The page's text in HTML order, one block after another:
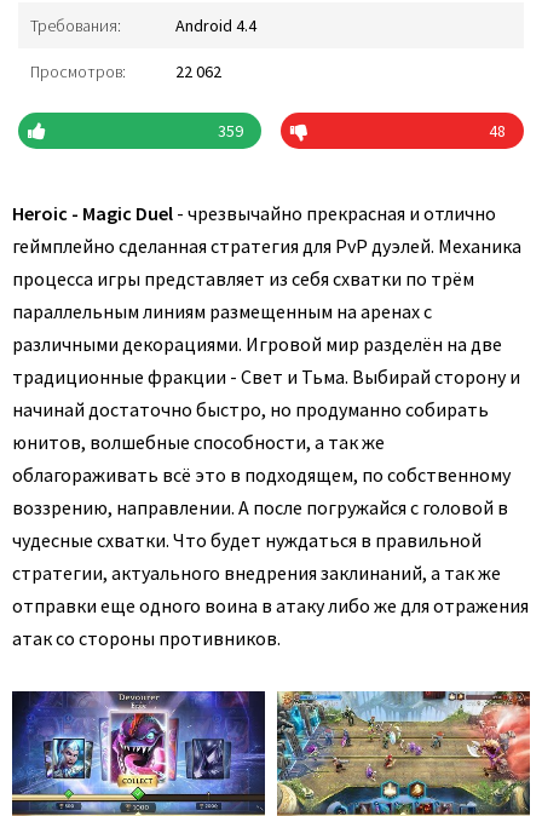
Требования: Android 4.4
Просмотров: 22 062
359 48
Heroic - Magic Duel - чрезвычайно прекрасная и отлично
геймплейно сделанная стратегия для PvP дуэлей. Механика
процесса игры представляет из себя схватки по трём
параллельным линиям размещенным на аренах с
различными декорациями. Игровой мир разделён на две
традиционные фракции - Свет и Тьма. Выбирай сторону и
начинай достаточно быстро, но продуманно собирать
юнитов, волшебные способности, а так же
облагораживать всё это в подходящем, по собственному
воззрению, направлении. А после погружайся с головой в
чудесные схватки. Что будет нуждаться в правильной
стратегии, актуального внедрения заклинаний, а так же
отправки еще одного воина в атаку либо же для отражения
атак со стороны противников.